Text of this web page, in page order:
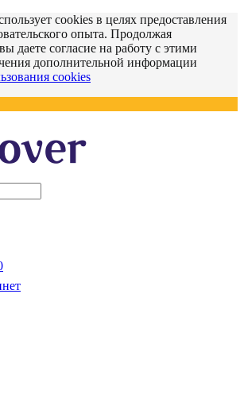
cookies в целях предоставления
опыта. Продолжая
даете согласие на работу с этими
дополнительной информации
cookies